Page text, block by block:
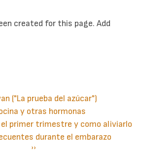
created for this page. Add
("La prueba del azúcar")
y otras hormonas
primer trimestre y como aliviarlo
durante el embarazo
Siguiente
››